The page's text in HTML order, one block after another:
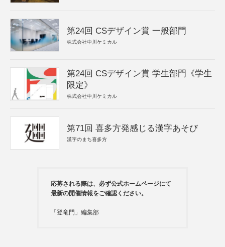
第24回 CSデザイン賞 一般部門
株式会社中川ケミカル
第24回 CSデザイン賞 学生部門《学生
限定》
株式会社中川ケミカル
第71回 喜多方発感じる漢字あそび
漢字のまち喜多方
応募される際は、必ず公式ホームページにて
最新の開催情報をご確認ください。
「登竜門」編集部